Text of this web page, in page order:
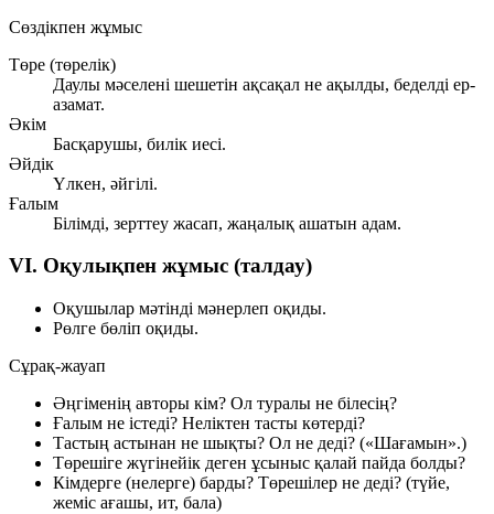
Сөздікпен жұмыс
Төре (төрелік)
Даулы мәселені шешетін ақсақал не ақылды, беделді ер-
азамат.
Әкім
Басқарушы, билік иесі.
Әйдік
Үлкен, әйгілі.
Ғалым
Білімді, зерттеу жасап, жаңалық ашатын адам.
VI. Оқулықпен жұмыс (талдау)
Оқушылар мәтінді мәнерлеп оқиды.
Рөлге бөліп оқиды.
Сұрақ-жауап
Әңгіменің авторы кім? Ол туралы не білесің?
Ғалым не істеді? Неліктен тасты көтерді?
Тастың астынан не шықты? Ол не деді? («Шағамын».)
Төрешіге жүгінейік деген ұсыныс қалай пайда болды?
Кімдерге (нелерге) барды? Төрешілер не деді? (түйе,
жеміс ағашы, ит, бала)